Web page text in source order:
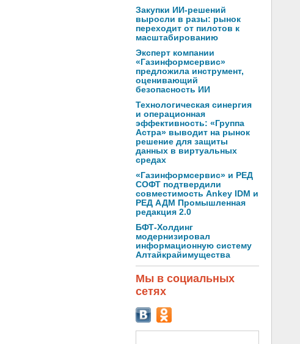
Закупки ИИ-решений
выросли в разы: рынок
переходит от пилотов к
масштабированию
Эксперт компании
«Газинформсервис»
предложила инструмент,
оценивающий
безопасность ИИ
Технологическая синергия
и операционная
эффективность: «Группа
Астра» выводит на рынок
решение для защиты
данных в виртуальных
средах
«Газинформсервис» и РЕД
СОФТ подтвердили
совместимость Ankey IDM и
РЕД АДМ Промышленная
редакция 2.0
БФТ-Холдинг
модернизировал
информационную систему
Алтайкрайимущества
Мы в социальных
сетях